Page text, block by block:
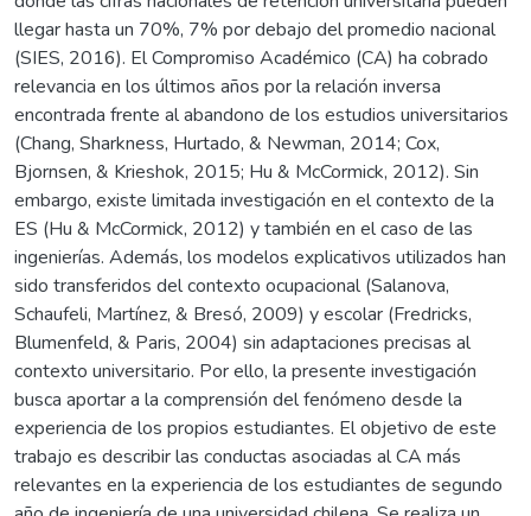
llegar hasta un 70%, 7% por debajo del promedio nacional
(SIES, 2016). El Compromiso Académico (CA) ha cobrado
relevancia en los últimos años por la relación inversa
encontrada frente al abandono de los estudios universitarios
(Chang, Sharkness, Hurtado, & Newman, 2014; Cox,
Bjornsen, & Krieshok, 2015; Hu & McCormick, 2012). Sin
embargo, existe limitada investigación en el contexto de la
ES (Hu & McCormick, 2012) y también en el caso de las
ingenierías. Además, los modelos explicativos utilizados han
sido transferidos del contexto ocupacional (Salanova,
Schaufeli, Martínez, & Bresó, 2009) y escolar (Fredricks,
Blumenfeld, & Paris, 2004) sin adaptaciones precisas al
contexto universitario. Por ello, la presente investigación
busca aportar a la comprensión del fenómeno desde la
experiencia de los propios estudiantes. El objetivo de este
trabajo es describir las conductas asociadas al CA más
relevantes en la experiencia de los estudiantes de segundo